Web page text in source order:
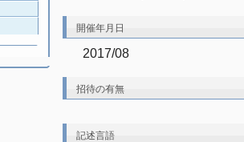
開催年月日
2017/08
招待の有無
記述言語